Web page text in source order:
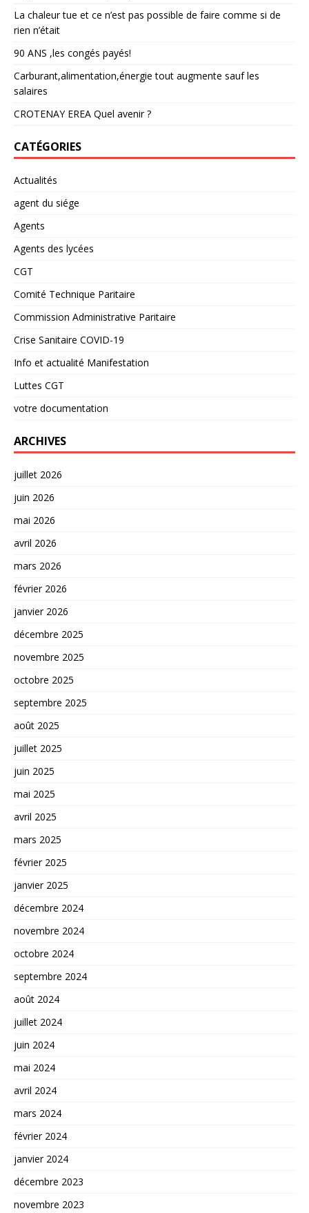
La chaleur tue et ce n’est pas possible de faire comme si de
rien n’était
90 ANS ,les congés payés!
Carburant,alimentation,énergie tout augmente sauf les
salaires
CROTENAY EREA Quel avenir ?
CATÉGORIES
Actualités
agent du siége
Agents
Agents des lycées
CGT
Comité Technique Paritaire
Commission Administrative Paritaire
Crise Sanitaire COVID-19
Info et actualité Manifestation
Luttes CGT
votre documentation
ARCHIVES
juillet 2026
juin 2026
mai 2026
avril 2026
mars 2026
février 2026
janvier 2026
décembre 2025
novembre 2025
octobre 2025
septembre 2025
août 2025
juillet 2025
juin 2025
mai 2025
avril 2025
mars 2025
février 2025
janvier 2025
décembre 2024
novembre 2024
octobre 2024
septembre 2024
août 2024
juillet 2024
juin 2024
mai 2024
avril 2024
mars 2024
février 2024
janvier 2024
décembre 2023
novembre 2023